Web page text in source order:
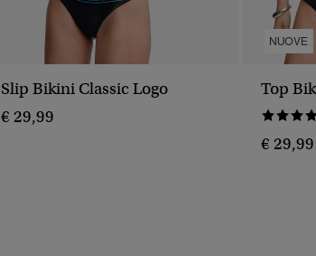
Slip Bikini Classic Logo
€ 29,99
NUOVE
Top
€ 29,99